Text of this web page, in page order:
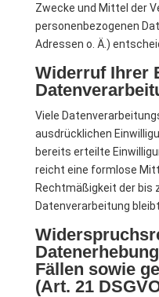
Zwecke und Mittel der
personenbezogenen
Adressen o. Ä.)
Widerruf Ihrer
Viele
ausdrücklichen
bereits erteilte
reicht eine formlose
Rechtmäßigkeit der bis
Datenverarbeitung
Fällen sowie
(Art. 21